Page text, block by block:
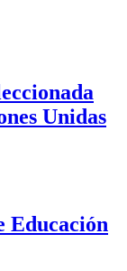
Unidas
Educación